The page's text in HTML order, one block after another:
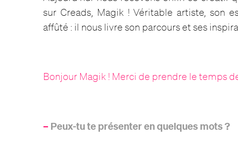
sur Creads, Magik ! Véritable artiste, son
affûté : il nous livre son parcours et ses
Bonjour Magik ! Merci de prendre le temps
– Peux-tu te présenter en quelques mots ?